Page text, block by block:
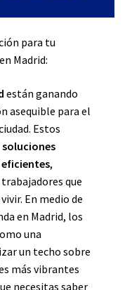
para tu
Madrid:
están ganando
asequible para el
Estos
soluciones
,
que
En medio de
en Madrid, los
una
un techo sobre
más vibrantes
necesitas saber